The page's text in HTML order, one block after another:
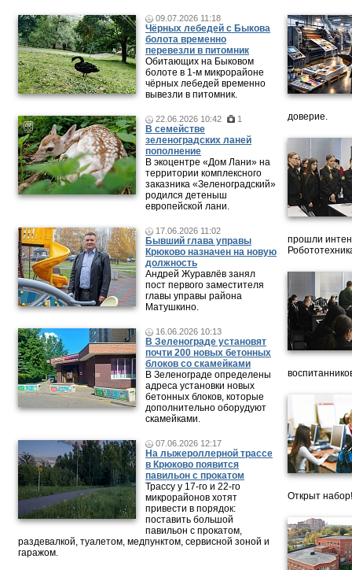
09.07.2026 11:18
Чёрных лебедей с Быкова
болота временно
перевезли в питомник
Обитающих на Быковом
болоте в 1-м микрорайоне
чёрных лебедей временно
вывезли в питомник.
22.06.2026 10:42 1
В семействе
зеленоградских ланей
пополнение
В экоцентре «Дом Лани» на
территории комплексного
заказника «Зеленоградский»
родился детеныш
европейской лани.
17.06.2026 11:02
Бывший глава управы
Крюково назначен на новую
должность
Андрей Журавлёв занял
пост первого заместителя
главы управы района
Матушкино.
16.06.2026 10:13
В Зеленограде установят
почти 200 новых бетонных
блоков со скамейками
В Зеленограде определены
адреса установки новых
бетонных блоков, которые
дополнительно оборудуют
скамейками.
07.06.2026 12:17
На лыжероллерной трассе
в Крюково появится
павильон с прокатом
Трассу у 17-го и 22-го
микрорайонов хотят
привести в порядок:
поставить большой
павильон с прокатом,
раздевалкой, туалетом, медпунктом, сервисной зоной и
гаражом.
доверие.
прошли
Открыт набор!